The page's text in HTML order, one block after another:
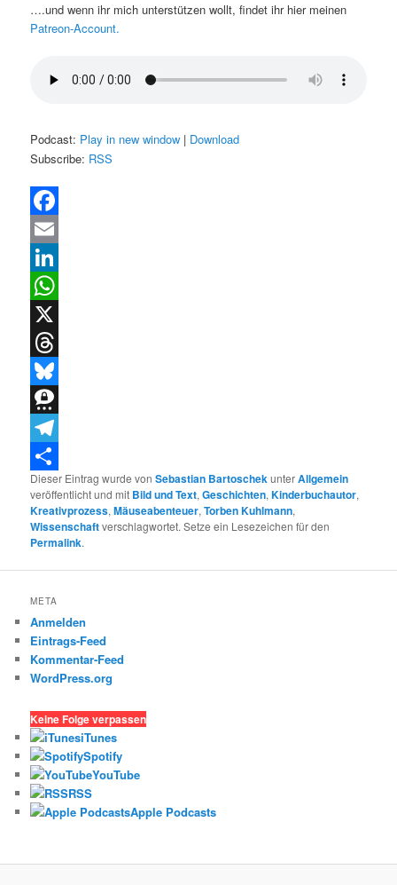
….und wenn ihr mich unterstützen wollt, findet ihr hier meinen
Patreon-Account.
Podcast: Play in new window | Download
Subscribe: RSS
Facebook
Email
LinkedIn
WhatsApp
X
Threads
Bluesky
Threema
Telegram
Teilen
Dieser Eintrag wurde vonSebastian BartoschekunterAllgemein
veröffentlicht und mit Bild und Text,Geschichten,Kinderbuchautor,
Kreativprozess,Mäuseabenteuer,Torben Kuhlmann,
Wissenschaftverschlagwortet. Setze ein Lesezeichen für den
Permalink.
META
Anmelden
Eintrags-Feed
Kommentar-Feed
WordPress.org
Keine Folge verpassen
iTunes
Spotify
YouTube
RSS
Apple Podcasts